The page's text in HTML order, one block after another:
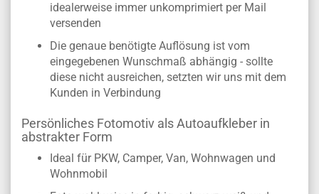
idealerweise immer unkomprimiert per Mail
versenden
Die genaue benötigte Auflösung ist vom
eingegebenen Wunschmaß abhängig - sollte
diese nicht ausreichen, setzten wir uns mit dem
Kunden in Verbindung
Persönliches Fotomotiv als Autoaufkleber in
abstrakter Form
Ideal für PKW, Camper, Van, Wohnwagen und
Wohnmobil